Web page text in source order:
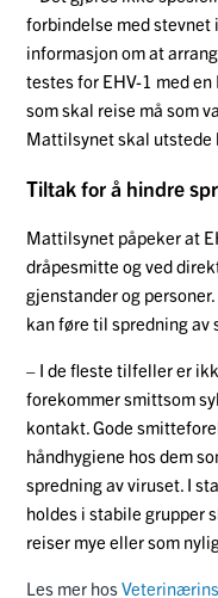
forbindelse med stevnet
informasjon om at
testes for EHV-1 med
som skal reise må som
Mattilsynet skal utstede
Tiltak for å hindre
Mattilsynet påpeker at
dråpesmitte og ved
gjenstander og
kan føre til spredning av
– I de fleste tilfeller er
forekommer smittsom
kontakt. Gode
håndhygiene hos dem
spredning av viruset. I
holdes i stabile grupper
reiser mye eller som
Les mer hos